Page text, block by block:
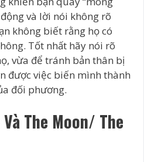
và lời nói không rõ
không biết rằng họ có
Tốt nhất hãy nói rõ
vừa để tránh bản thân bị
được việc biến mình thành
đối phương.
The Moon/ The